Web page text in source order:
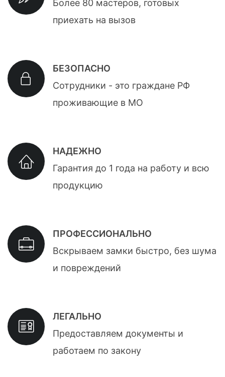
Более 80 мастеров, готовых
приехать на вызов
БЕЗОПАСНО
Сотрудники - это граждане РФ
проживающие в МО
НАДЕЖНО
Гарантия до 1 года на работу и всю
продукцию
ПРОФЕССИОНАЛЬНО
Вскрываем замки быстро, без шума
и повреждений
ЛЕГАЛЬНО
Предоставляем документы и
работаем по закону